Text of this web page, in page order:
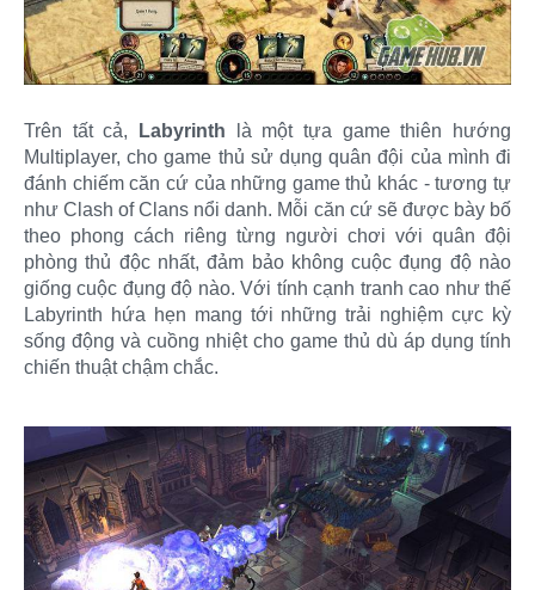
Trên tất cả, Labyrinth là một tựa game thiên hướng
Multiplayer, cho game thủ sử dụng quân đội của mình đi
đánh chiếm căn cứ của những game thủ khác - tương tự
như Clash of Clans nổi danh. Mỗi căn cứ sẽ được bày bố
theo phong cách riêng từng người chơi với quân đội
phòng thủ độc nhất, đảm bảo không cuộc đụng độ nào
giống cuộc đụng độ nào. Với tính cạnh tranh cao như thế
Labyrinth hứa hẹn mang tới những trải nghiệm cực kỳ
sống động và cuồng nhiệt cho game thủ dù áp dụng tính
chiến thuật chậm chắc.